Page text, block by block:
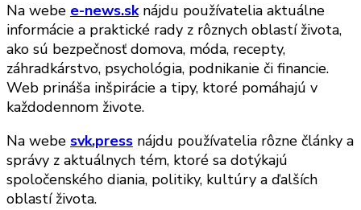
Na webe e-news.sknájdu používatelia aktuálne
informácie a praktické rady z rôznych oblastí života,
ako sú bezpečnosť domova, móda, recepty,
záhradkárstvo, psychológia, podnikanie či financie.
Web prináša inšpirácie a tipy, ktoré pomáhajú v
každodennom živote.
Na webe svk.press nájdu používatelia rôzne články a
správy z aktuálnych tém, ktoré sa dotýkajú
spoločenského diania, politiky, kultúry a ďalších
oblastí života.